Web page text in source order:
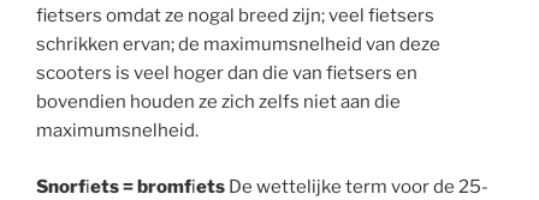
fietsers omdat ze nogal breed zijn; veel fietsers
schrikken ervan; de maximumsnelheid van deze
scooters is veel hoger dan die van fietsers en
bovendien houden ze zich zelfs niet aan die
maximumsnelheid.
Snorfiets = bromfiets De wettelijke term voor de 25-